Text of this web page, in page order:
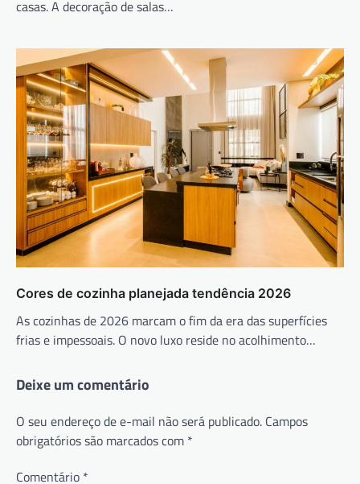
casas. A decoração de salas…
Cores de cozinha planejada tendência 2026
As cozinhas de 2026 marcam o fim da era das superfícies
frias e impessoais. O novo luxo reside no acolhimento…
Deixe um comentário
O seu endereço de e-mail não será publicado. Campos
obrigatórios são marcados com *
Comentário *